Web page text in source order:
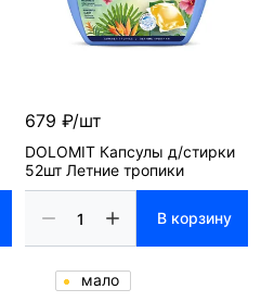
679 ₽/шт
DOLOMIT Капсулы д/стирки
52шт Летние тропики
В корзину
мало